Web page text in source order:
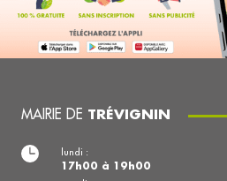
MAIRIE DE TRÉVIGNIN
lundi :
17h00 à 19h00